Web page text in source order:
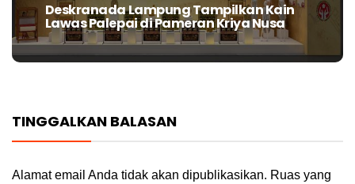
Next
post:
Deskranada Lampung Tampilkan Kain
Lawas Palepai di Pameran Kriya Nusa
TINGGALKAN BALASAN
Alamat email Anda tidak akan dipublikasikan. Ruas yang